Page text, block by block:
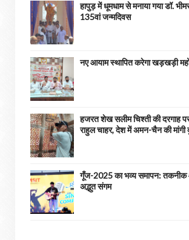
हापुड़ में धूमधाम से मनाया गया डॉ.
135वां जन्मदिवस
नए आयाम स्थापित करेगा खड़खड़ी
हजरत शेख सलीम चिश्ती की दरगाह
राहुल चाहर, देश में अमन-चैन की
गूँज-2025 का भव्य समापन:
अद्भुत संगम